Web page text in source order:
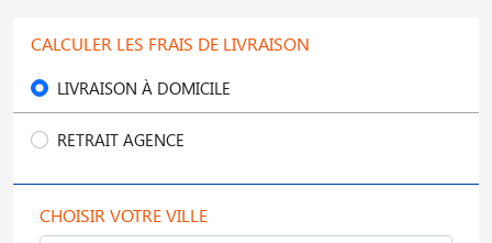
CALCULER LES FRAIS DE LIVRAISON
LIVRAISON À DOMICILE
RETRAIT AGENCE
CHOISIR VOTRE VILLE